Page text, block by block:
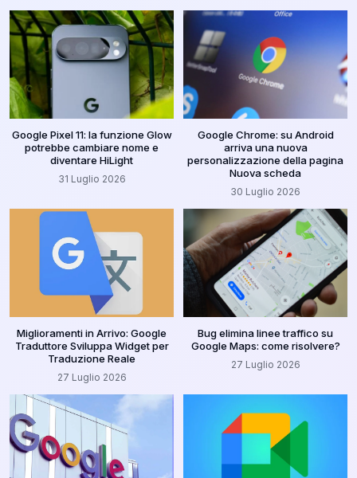
Google Pixel 11: la funzione Glow
potrebbe cambiare nome e
diventare HiLight
31 Luglio 2026
Google Chrome: su Android
arriva una nuova
personalizzazione della pagina
Nuova scheda
30 Luglio 2026
Miglioramenti in Arrivo: Google
Traduttore Sviluppa Widget per
Traduzione Reale
27 Luglio 2026
Bug elimina linee traffico su
Google Maps: come risolvere?
27 Luglio 2026